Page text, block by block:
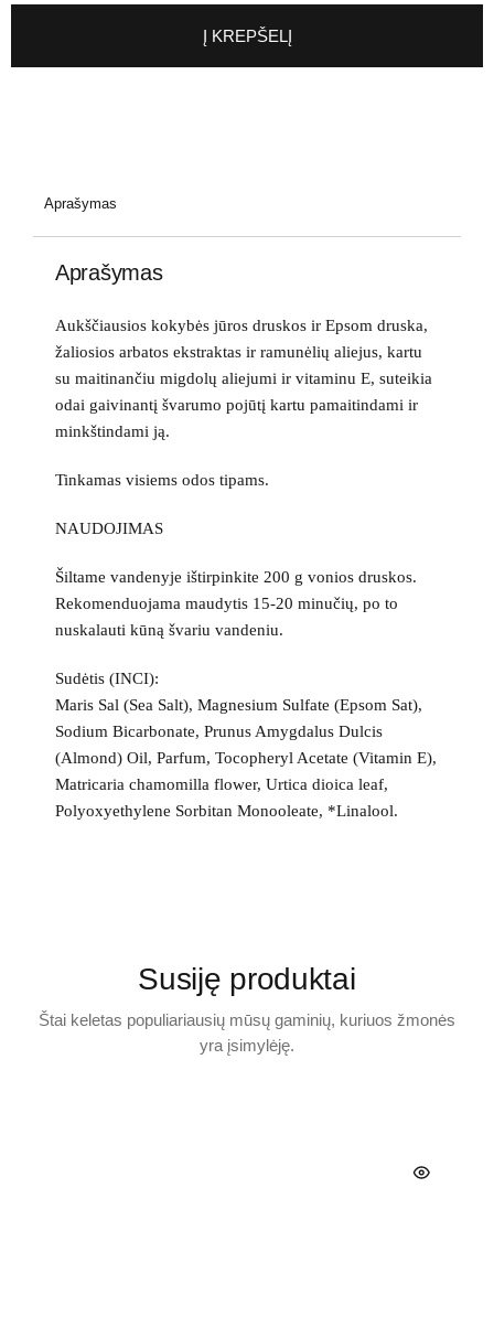
Į KREPŠELĮ
Aprašymas
Aprašymas
Aukščiausios kokybės jūros druskos ir Epsom druska,
žaliosios arbatos ekstraktas ir ramunėlių aliejus, kartu
su maitinančiu migdolų aliejumi ir vitaminu E, suteikia
odai gaivinantį švarumo pojūtį kartu pamaitindami ir
minkštindami ją.
Tinkamas visiems odos tipams.
NAUDOJIMAS
Šiltame vandenyje ištirpinkite 200 g vonios druskos.
Rekomenduojama maudytis 15-20 minučių, po to
nuskalauti kūną švariu vandeniu.
Sudėtis (INCI):
Maris Sal (Sea Salt), Magnesium Sulfate (Epsom Sat),
Sodium Bicarbonate, Prunus Amygdalus Dulcis
(Almond) Oil, Parfum, Tocopheryl Acetate (Vitamin E),
Matricaria chamomilla flower, Urtica dioica leaf,
Polyoxyethylene Sorbitan Monooleate, *Linalool.
Susiję produktai
Štai keletas populiariausių mūsų gaminių, kuriuos žmonės
yra įsimylėję.